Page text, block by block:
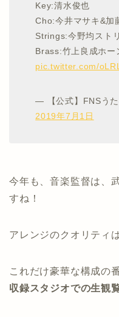
Key:清水俊也
Cho:今井マサキ&加
Strings:今野均スト
Brass:竹上良成ホー
pic.twitter.com/
— 【公式】FNSう
2019年7月1日
今年も、音楽監督は、
すね！
アレンジのクオリティ
これだけ豪華な構成の
収録スタジオでの生観